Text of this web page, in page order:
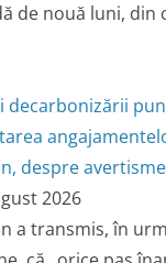
de nouă luni, din
decarbonizării
despre
2026
a transmis, în